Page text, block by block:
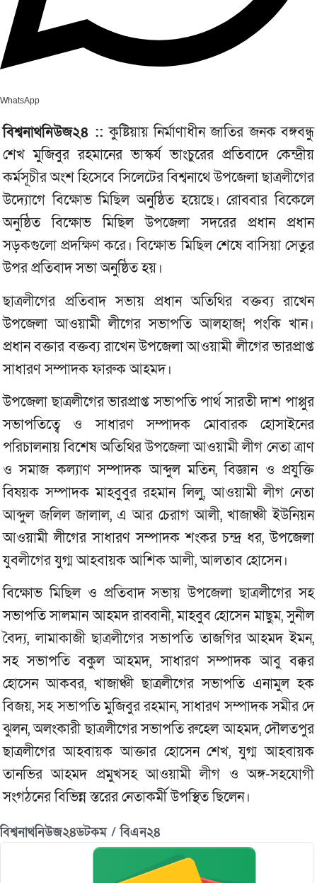
WhatsApp
বিশ্বনাথনিউজ২৪ :: কুষ্টিয়ায় নির্মাণাধীন জাতির জনক বঙ্গবন্ধু
শেখ মুজিবুর রহমানের ভাস্কর্য ভাংচুরের প্রতিবাদে কেন্দ্রীয়
কর্মসূচীর অংশ হিসেবে সিলেটের বিশ্বনাথে উপজেলা ছাত্রলীগের
উদ্যোগে বিক্ষোভ মিছিল অনুষ্ঠিত হয়েছে। রোববার বিকেলে
অনুষ্ঠিত বিক্ষোভ মিছিল উপজেলা সদরের প্রধান প্রধান
সড়কগুলো প্রদক্ষিণ করে। বিক্ষোভ মিছিল শেষে বাসিয়া সেতুর
উপর প্রতিবাদ সভা অনুষ্ঠিত হয়।
ছাত্রলীগের প্রতিবাদ সভায় প্রধান অতিথির বক্তব্য রাখেন
উপজেলা আওয়ামী লীগের সভাপতি আলহাজ¦ পংকি খান।
প্রধান বক্তার বক্তব্য রাখেন উপজেলা আওয়ামী লীগের ভারপ্রাপ্ত
সাধারণ সম্পাদক ফারুক আহমদ।
উপজেলা ছাত্রলীগের ভারপ্রাপ্ত সভাপতি পার্থ সারতী দাশ পাপ্পুর
সভাপতিত্বে ও সাধারণ সম্পাদক মোবারক হোসাইনের
পরিচালনায় বিশেষ অতিথির উপজেলা আওয়ামী লীগ নেতা ত্রাণ
ও সমাজ কল্যাণ সম্পাদক আব্দুল মতিন, বিজ্ঞান ও প্রযুক্তি
বিষয়ক সম্পাদক মাহবুবুর রহমান লিলু, আওয়ামী লীগ নেতা
আব্দুল জলিল জালাল, এ আর চেরাগ আলী, খাজাঞ্চী ইউনিয়ন
আওয়ামী লীগের সাধারণ সম্পাদক শংকর চন্দ্র ধর, উপজেলা
যুবলীগের যুগ্ম আহবায়ক আশিক আলী, আলতাব হোসেন।
বিক্ষোভ মিছিল ও প্রতিবাদ সভায় উপজেলা ছাত্রলীগের সহ
সভাপতি সালমান আহমদ রাব্বানী, মাহবুব হোসেন মাছুম, সুনীল
বৈদ্য, লামাকাজী ছাত্রলীগের সভাপতি তাজগির আহমদ ইমন,
সহ সভাপতি বকুল আহমদ, সাধারণ সম্পাদক আবু বক্কর
হোসেন আকবর, খাজাঞ্চী ছাত্রলীগের সভাপতি এনামুল হক
বিজয়, সহ সভাপতি মুজিবুর রহমান, সাধারণ সম্পাদক সমীর দে
ঝুলন, অলংকারী ছাত্রলীগের সভাপতি রুহেল আহমদ, দৌলতপুর
ছাত্রলীগের আহবায়ক আক্তার হোসেন শেখ, যুগ্ম আহবায়ক
তানভির আহমদ প্রমুখসহ আওয়ামী লীগ ও অঙ্গ-সহযোগী
সংগঠনের বিভিন্ন স্তরের নেতাকর্মী উপস্থিত ছিলেন।
বিশ্বনাথনিউজ২৪ডটকম / বিএন২৪